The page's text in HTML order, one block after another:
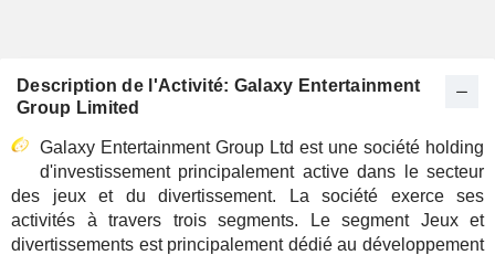
Description de l'Activité: Galaxy Entertainment
Group Limited
Galaxy Entertainment Group Ltd est une société holding
d'investissement principalement active dans le secteur
des jeux et du divertissement. La société exerce ses
activités à travers trois segments. Le segment Jeux et
divertissements est principalement dédié au développement